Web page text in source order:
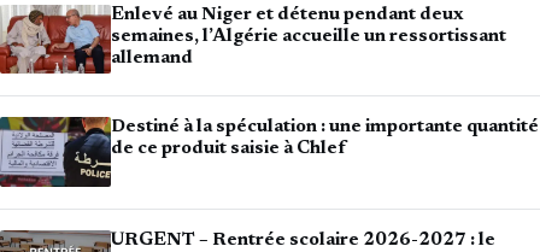
Enlevé au Niger et détenu pendant deux
semaines, l’Algérie accueille un ressortissant
allemand
Destiné à la spéculation : une importante quantité
de ce produit saisie à Chlef
URGENT – Rentrée scolaire 2026-2027 : le